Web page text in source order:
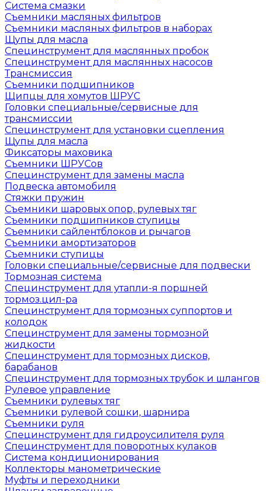
Система смазки
Съемники масляных фильтров
Съемники масляных фильтров в наборах
Щупы для масла
Специнструмент для маслянных пробок
Специнструмент для маслянных насосов
Трансмиссия
Съемники подшипников
Щипцы для хомутов ШРУС
Головки специальные/сервисные для
трансмиссии
Специнструмент для установки сцепления
Щупы для масла
Фиксаторы маховика
Съемники ШРУСов
Специнструмент для замены масла
Подвеска автомобиля
Стяжки пружин
Съемники шаровых опор, рулевых тяг
Съемники подшипников ступицы
Съемники сайлентблоков и рычагов
Съемники амортизаторов
Съемники ступицы
Головки специальные/сервисные для подвески
Тормозная система
Специнструмент для утапли-я поршней
тормоз.цил-ра
Специнструмент для тормозных суппортов и
колодок
Специнструмент для замены тормозной
жидкости
Специнструмент для тормозных дисков,
барабанов
Специнструмент для тормозных трубок и шлангов
Рулевое управление
Съемники рулевых тяг
Съемники рулевой сошки, шарнира
Съемники руля
Специнструмент для гидроусилителя руля
Специнструмент для поворотных кулаков
Система кондиционирования
Коллекторы манометрические
Муфты и переходники